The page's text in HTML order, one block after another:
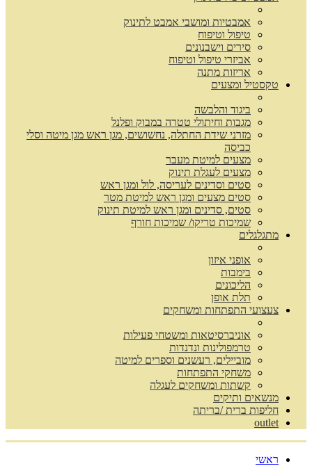
אמבטיות ומושבי אמבט לתינוק
טיפול וטיפוח
סירים וישבנונים
אביזרי טיפול וטיפוח
אריזות מתנה
טקסטיל ומצעים
ביגוד והלבשה
מגבות וחיתולי טטרה במבוק ופלנל
מזרני שידת החתלה, נחשושים, מגן ראש מגן מיטה וסלי
כביסה
מצעים למיטת מעבר
מצעים לעגלת תינוק
סטים וסדינים לעריסה, לול ומגן ראש
סטים מצעים ומגן ראש למיטת מטר
סטים, סדינים ומגן ראש למיטת תינוק
שמיכות טריקו/ שמיכות חורף
מתגלגלים
אופני איזון
בימבות
הליכונים
תלת אופן
צעצועי התפתחות ומשחקים
אוניברסיטאות ומשטחי פעילות
טרמפולינות ונדנדות
מוביילים, רעשנים וספרים למיטה
משחקי התפתחות
קשתות ומשחקים לעגלה
מנשאים ותיקים
חליפות ברית /בריתה
outlet
ראשי